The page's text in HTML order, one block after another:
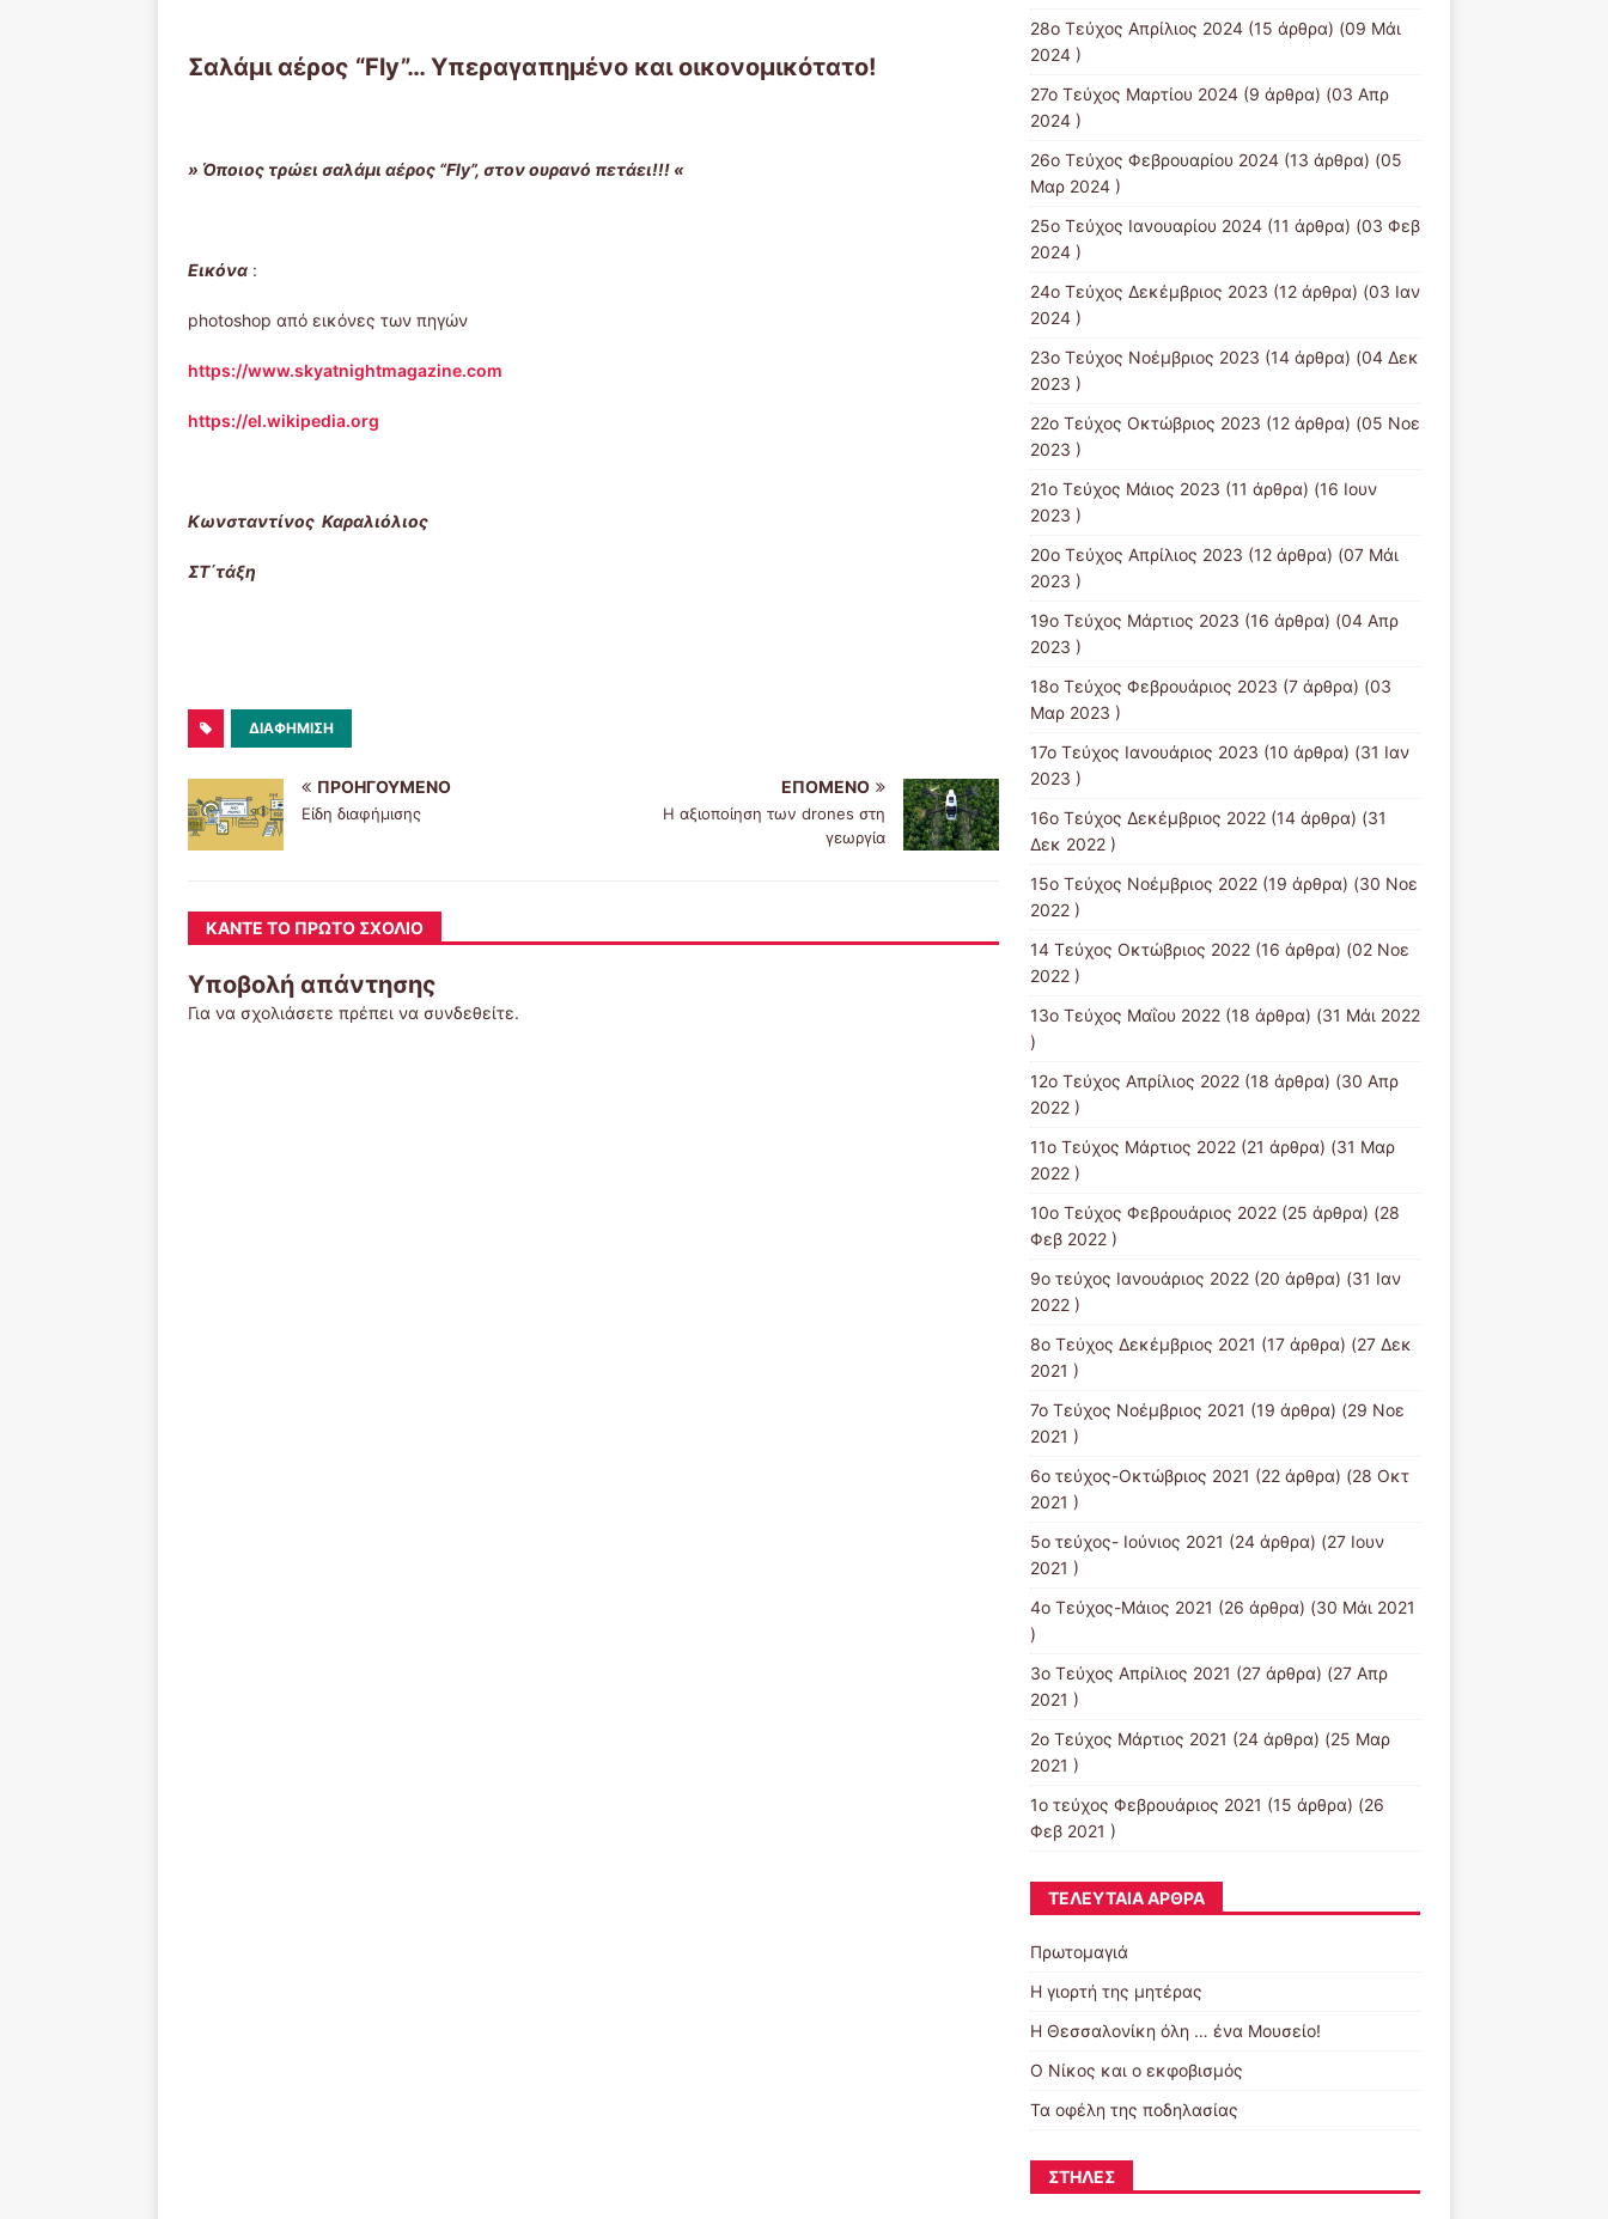
Σαλάμι αέρος “Fly”… Υπεραγαπημένο και οικονομικότατο!
» Όποιος τρώει σαλάμι αέρος “Fly”, στον ουρανό πετάει!!! «
Εικόνα :
photoshop από εικόνες των πηγών
https://www.skyatnightmagazine.com
https://el.wikipedia.org
Κωνσταντίνος Καραλιόλιος
ΣΤ΄τάξη
ΔΙΑΦΉΜΙΣΗ
ΠΡΟΗΓΟΎΜΕΝΟ
Είδη διαφήμισης
ΕΠΌΜΕΝΟ
Η αξιοποίηση των drones στη
γεωργία
ΚΆΝΤΕ ΤΟ ΠΡΏΤΟ ΣΧΌΛΙΟ
Υποβολή απάντησης
Για να σχολιάσετε πρέπει να συνδεθείτε.
28ο Τεύχος Απρίλιος 2024(15 άρθρα) (09 Μάι
2024 )
27ο Τεύχος Μαρτίου 2024(9 άρθρα) (03 Απρ
2024 )
26ο Τεύχος Φεβρουαρίου 2024(13 άρθρα) (05
Μαρ 2024 )
25ο Τεύχος Ιανουαρίου 2024(11 άρθρα) (03 Φεβ
2024 )
24ο Τεύχος Δεκέμβριος 2023 (12 άρθρα) (03 Ιαν
2024 )
23ο Τεύχος Νοέμβριος 2023 (14 άρθρα) (04 Δεκ
2023 )
22ο Τεύχος Οκτώβριος 2023 (12 άρθρα) (05 Νοε
2023 )
21ο Τεύχος Μάιος 2023 (11 άρθρα) (16 Ιουν
2023 )
20ο Τεύχος Απρίλιος 2023 (12 άρθρα) (07 Μάι
2023 )
19ο Τεύχος Μάρτιος 2023 (16 άρθρα) (04 Απρ
2023 )
18ο Τεύχος Φεβρουάριος 2023 (7 άρθρα) (03
Μαρ 2023 )
17ο Τεύχος Ιανουάριος 2023 (10 άρθρα) (31 Ιαν
2023 )
16ο Τεύχος Δεκέμβριος 2022(14 άρθρα) (31
Δεκ 2022 )
15o Τεύχος Νοέμβριος 2022(19 άρθρα) (30 Νοε
2022 )
14 Tεύχος Οκτώβριος 2022(16 άρθρα) (02 Νοε
2022 )
13ο Τεύχος Μαΐου 2022(18 άρθρα) (31 Μάι 2022
)
12ο Τεύχος Απρίλιος 2022(18 άρθρα) (30 Απρ
2022 )
11o Tεύχος Μάρτιος 2022(21 άρθρα) (31 Μαρ
2022 )
10o Tεύχος Φεβρουάριος 2022(25 άρθρα) (28
Φεβ 2022 )
9o τεύχος Ιανουάριος 2022(20 άρθρα) (31 Ιαν
2022 )
8o Tεύχος Δεκέμβριος 2021 (17 άρθρα) (27 Δεκ
2021 )
7o Τεύχος Νοέμβριος 2021 (19 άρθρα) (29 Νοε
2021 )
6ο τεύχος-Οκτώβριος 2021 (22 άρθρα) (28 Οκτ
2021 )
5ο τεύχος- Ιούνιος 2021 (24 άρθρα) (27 Ιουν
2021 )
4o Tεύχος-Μάιος 2021 (26 άρθρα) (30 Μάι 2021
)
3ο Τεύχος Απρίλιος 2021 (27 άρθρα) (27 Απρ
2021 )
2o Tεύχος Μάρτιος 2021 (24 άρθρα) (25 Μαρ
2021 )
1ο τεύχος Φεβρουάριος 2021 (15 άρθρα) (26
Φεβ 2021 )
ΤΕΛΕΥΤΑΊΑ ΆΡΘΡΑ
Πρωτομαγιά
Η γιορτή της μητέρας
Η Θεσσαλονίκη όλη … ένα Μουσείο!
Ο Νίκος και ο εκφοβισμός
Τα οφέλη της ποδηλασίας
ΣΤΉΛΕΣ